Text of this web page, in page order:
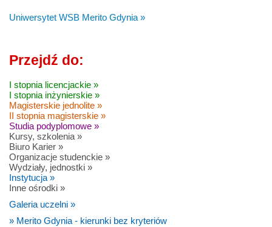
Uniwersytet WSB Merito Gdynia »
Przejdź do:
I stopnia licencjackie »
I stopnia inżynierskie »
Magisterskie jednolite »
II stopnia magisterskie »
Studia podyplomowe »
Kursy, szkolenia »
Biuro Karier »
Organizacje studenckie »
Wydziały, jednostki »
Instytucja »
Inne ośrodki »
Galeria uczelni »
» Merito Gdynia - kierunki bez kryteriów